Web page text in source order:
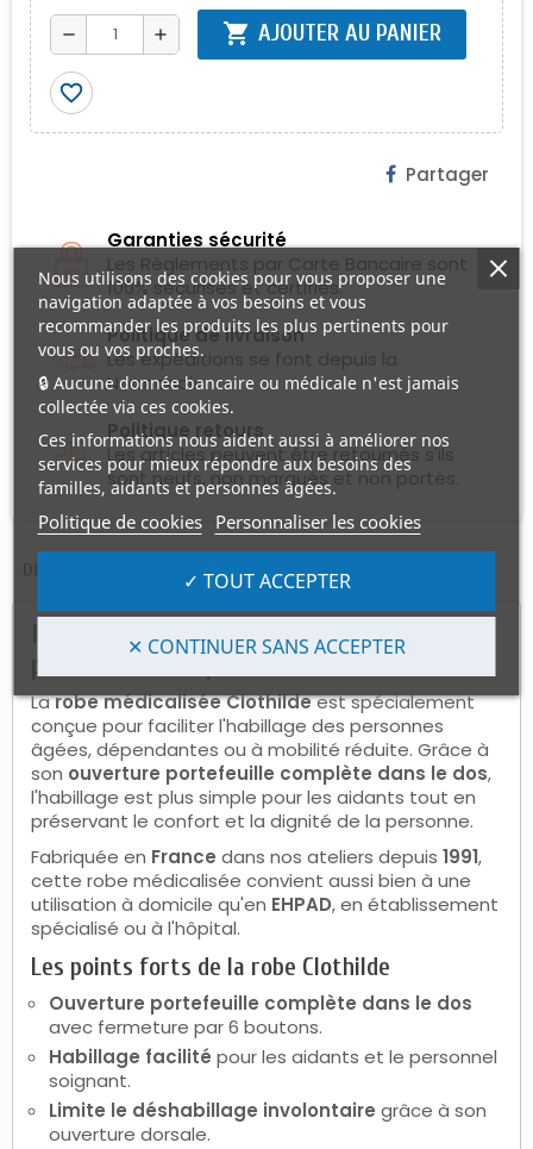
remove add shopping_cart AJOUTER AU PANIER
favorite_border
Partager
Garanties sécurité
Les Règlements par Carte Bancaire sont
100% sécurisés et certifiés.
Politique de livraison
Les expéditions se font depuis la
Normandie.
Politique retours
Les articles peuvent être retournés s'ils
sont neufs, non marqués et non portés.
AVIS CLIENTS (10)
Robe médicalisée Clothilde – ouverture
Larobe médicalisée Clothildeest spécialement
conçue pour faciliter l'habillage des personnes
âgées, dépendantes ou à mobilité réduite. Grâce à
son ouverture portefeuille complète dans le dos,
l'habillage est plus simple pour les aidants tout en
préservant le confort et la dignité de la personne.
Fabriquée en France dans nos ateliers depuis 1991,
cette robe médicalisée convient aussi bien à une
utilisation à domicile qu'en EHPAD, en établissement
spécialisé ou à l'hôpital.
Les points forts de la robe Clothilde
Ouverture portefeuille complète dans le dos
avec fermeture par 6 boutons.
Habillage facilité pour les aidants et le personnel
soignant.
Limite le déshabillage involontaire grâce à son
ouverture dorsale.
Nous utilisons des cookies pour vous proposer une
navigation adaptée à vos besoins et vous
recommander les produits les plus pertinents pour
vous ou vos proches.
🔒 Aucune donnée bancaire ou médicale n'est jamais
collectée via ces cookies.
Ces informations nous aident aussi à améliorer nos
services pour mieux répondre aux besoins des
familles, aidants et personnes âgées.
Politique de cookies Personnaliser les cookies
✕ CONTINUER SANS ACCEPTER
✓ TOUT ACCEPTER